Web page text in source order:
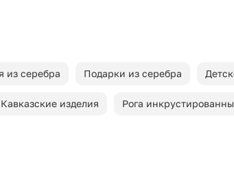
из серебра Подарки из серебра
Кавказские изделия Рога